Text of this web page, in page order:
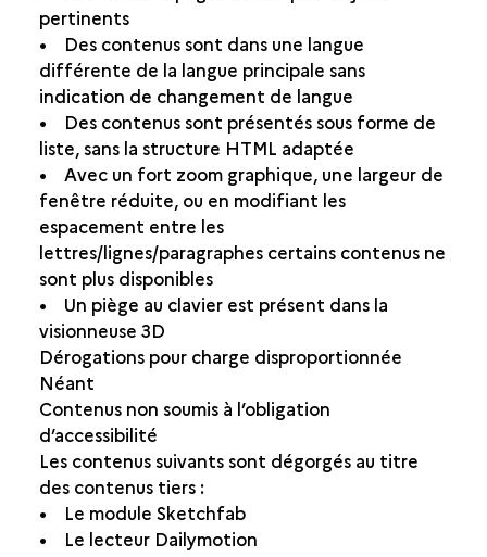
pertinents
• Des contenus sont dans une langue
différente de la langue principale sans
indication de changement de langue
• Des contenus sont présentés sous forme de
liste, sans la structure HTML adaptée
• Avec un fort zoom graphique, une largeur de
fenêtre réduite, ou en modifiant les
espacement entre les
lettres/lignes/paragraphes certains contenus ne
sont plus disponibles
• Un piège au clavier est présent dans la
visionneuse 3D
Dérogations pour charge disproportionnée
Néant
Contenus non soumis à l’obligation
d’accessibilité
Les contenus suivants sont dégorgés au titre
des contenus tiers :
• Le module Sketchfab
• Le lecteur Dailymotion